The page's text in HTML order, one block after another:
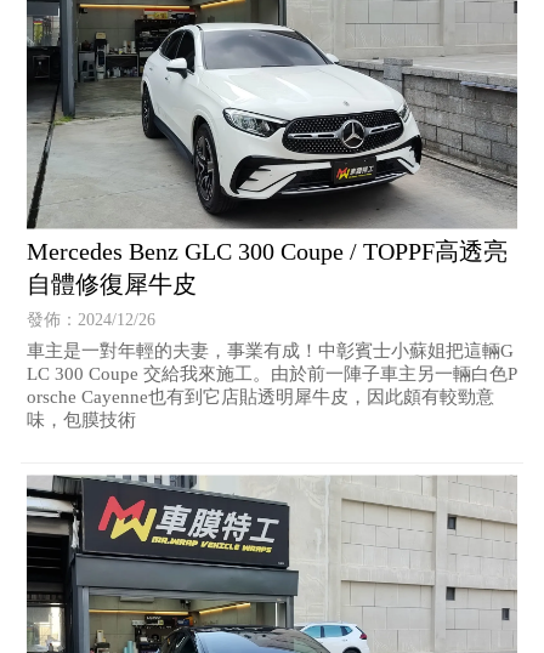
Mercedes Benz GLC 300 Coupe / TOPPF高透亮
自體修復犀牛皮
發佈：2024/12/26
車主是一對年輕的夫妻，事業有成！中彰賓士小蘇姐把這輛G
LC 300 Coupe 交給我來施工。由於前一陣子車主另一輛白色P
orsche Cayenne也有到它店貼透明犀牛皮，因此頗有較勁意
味，包膜技術